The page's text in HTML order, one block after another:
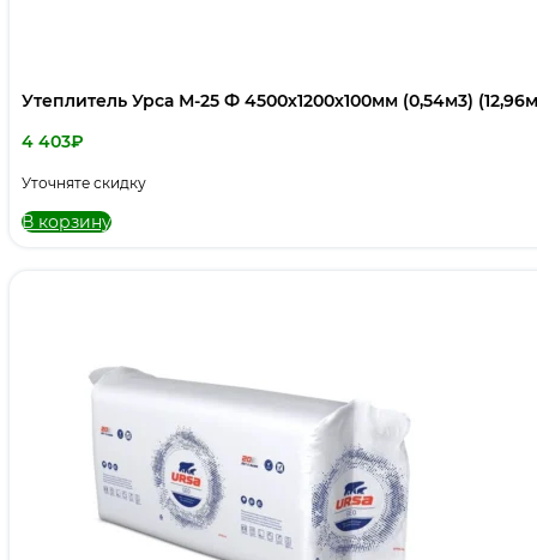
Утеплитель Урса М-25 Ф 4500х1200х100мм (0,54м3)
4 403₽
Уточняте скидку
В корзину